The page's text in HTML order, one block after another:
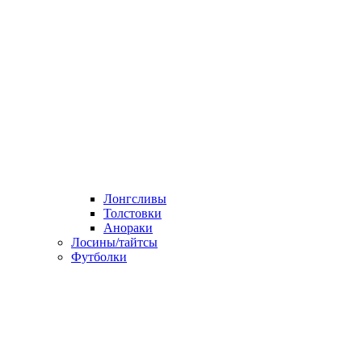
Лонгсливы
Толстовки
Анораки
Лосины/тайтсы
Футболки